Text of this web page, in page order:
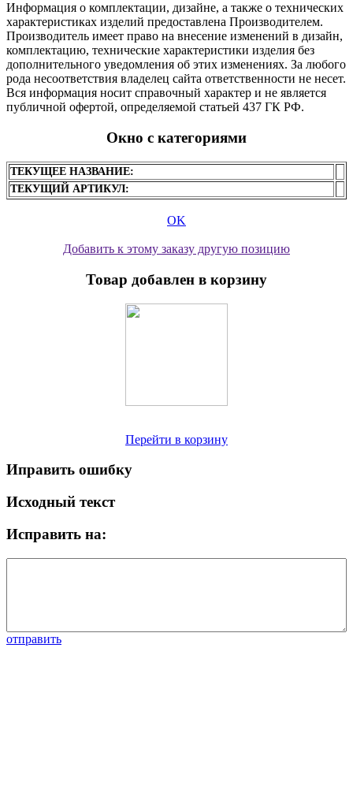
Информация о комплектации, дизайне, а также о технических
характеристиках изделий предоставлена Производителем.
Производитель имеет право на внесение изменений в дизайн,
комплектацию, технические характеристики изделия без
дополнительного уведомления об этих изменениях. За любого
рода несоответствия владелец сайта ответственности не несет.
Вся информация носит справочный характер и не является
публичной офертой, определяемой статьей 437 ГК РФ.
Окно с категориями
ТЕКУЩЕЕ НАЗВАНИЕ:
ТЕКУЩИЙ АРТИКУЛ:
OK
Добавить к этому заказу другую позицию
Товар добавлен в корзину
Перейти в корзину
Иправить ошибку
Исходный текст
Исправить на:
отправить